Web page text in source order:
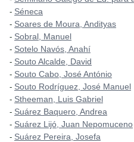
- Séneca
- Soares de Moura, Andityas
- Sobral, Manuel
- Sotelo Navós, Anahí
- Souto Alcalde, David
- Souto Cabo, José António
- Souto Rodríguez, José Manuel
- Stheeman, Luis Gabriel
- Suárez Baquero, Andrea
- Suárez Lijó, Juan Nepomuceno
- Suárez Pereira, Josefa